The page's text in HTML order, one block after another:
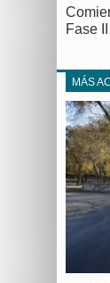
Fase
MÁS